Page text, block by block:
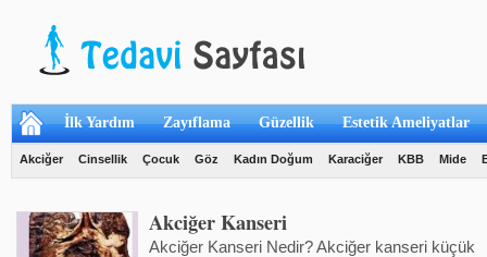
İlk Yardım Zayıflama Güzellik Estetik Ameliyatlar
Akciğer Cinsellik Çocuk Göz Kadın Doğum Karaciğer KBB Mide
Akciğer Kanseri
Akciğer Kanseri Nedir? Akciğer kanseri küçük